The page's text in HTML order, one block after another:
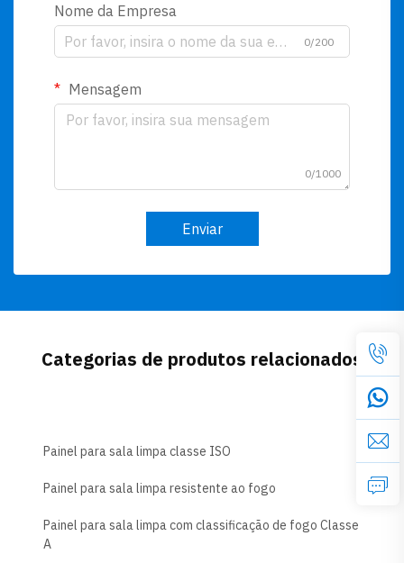
Nome da Empresa
0/200
Mensagem
0/1000
Enviar
Categorias de produtos relacionados
Painel para sala limpa classe ISO
Painel para sala limpa resistente ao fogo
Painel para sala limpa com classificação de fogo Classe
A